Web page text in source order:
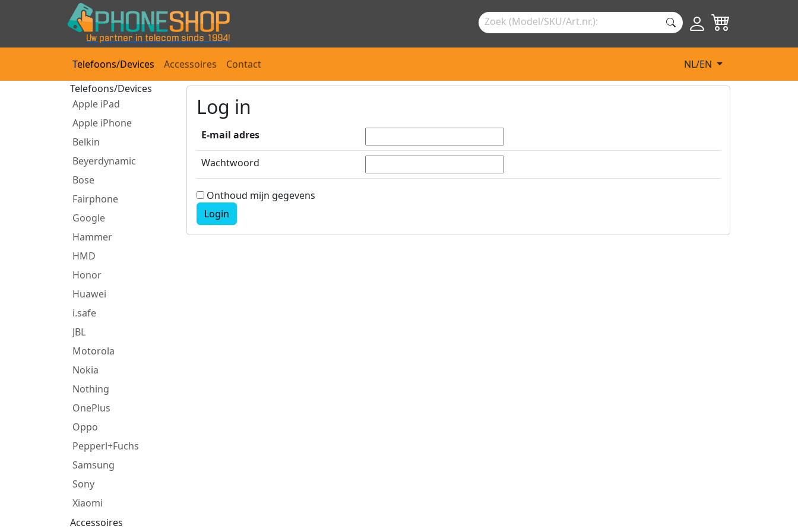
Uw partner in telecom sinds 1994!
Telefoons/Devices Accessoires Contact
NL/EN
Telefoons/Devices
Apple iPad
Apple iPhone
Belkin
Beyerdynamic
Bose
Fairphone
Google
Hammer
HMD
Honor
Huawei
i.safe
JBL
Motorola
Nokia
Nothing
OnePlus
Oppo
Pepperl+Fuchs
Samsung
Sony
Xiaomi
Accessoires
Log in
E-mail adres
Wachtwoord
Onthoud mijn gegevens
Login